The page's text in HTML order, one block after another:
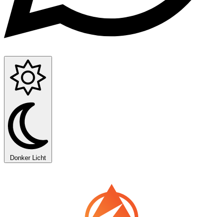
Donker Licht